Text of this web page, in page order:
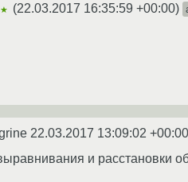
★ (22.03.2017 16:35:59 +00:00)
22.03.2017 13:09:02 +00:00
и расстановки